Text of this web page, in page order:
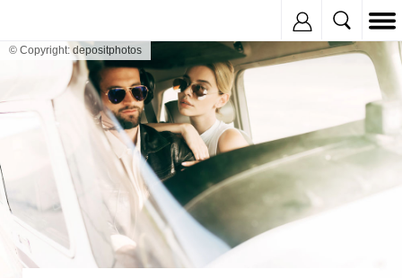
© Copyright: depositphotos